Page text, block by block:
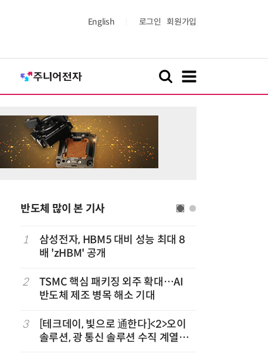
English 로그인 회원가입
반도체 많이 본 기사
1
삼성전자, HBM5 대비 성능 최대 8
배 'zHBM' 공개
2
TSMC 핵심 패키징 외주 확대…AI
반도체 제조 병목 해소 기대
3
[테크데이, 빛으로 通한다]<2>오이
솔루션, 광 통신 솔루션 수직 계열